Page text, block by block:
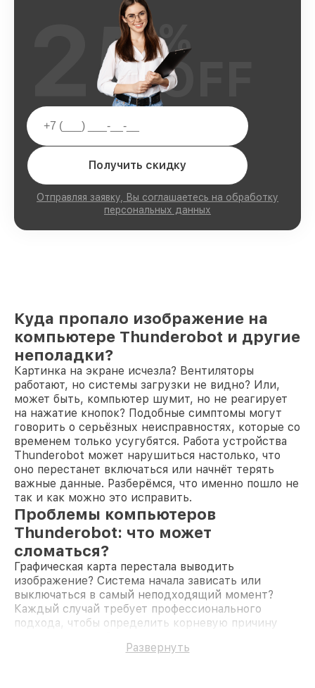
Получить скидку
Отправляя заявку, Вы соглашаетесь на обработку
персональных данных
25%
OFF
Куда пропало изображение на
компьютере Thunderobot и другие
неполадки?
Картинка на экране исчезла? Вентиляторы
работают, но системы загрузки не видно? Или,
может быть, компьютер шумит, но не реагирует
на нажатие кнопок? Подобные симптомы могут
говорить о серьёзных неисправностях, которые со
временем только усугубятся. Работа устройства
Thunderobot может нарушиться настолько, что
оно перестанет включаться или начнёт терять
важные данные. Разберёмся, что именно пошло не
так и как можно это исправить.
Проблемы компьютеров
Thunderobot: что может
сломаться?
Графическая карта перестала выводить
изображение? Система начала зависать или
выключаться в самый неподходящий момент?
Каждый случай требует профессионального
подхода, чтобы определить корневую причину
Развернуть